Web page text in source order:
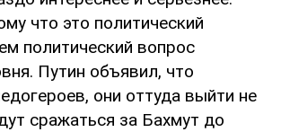
что это политический
политический вопрос
Путин объявил, что
они оттуда выйти не
сражаться за Бахмут до